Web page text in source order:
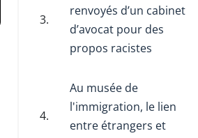
3.
renvoyés d’un cabinet
d’avocat pour des
propos racistes
4.
Au musée de
l'immigration, le lien
entre étrangers et